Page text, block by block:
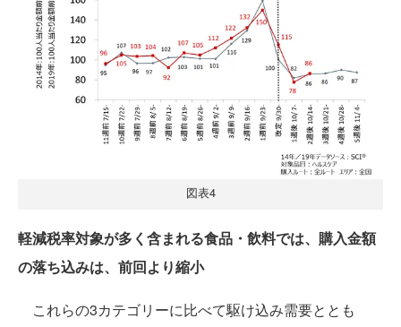
図表4
軽減税率対象が多く含まれる食品・飲料では、購入金額
の落ち込みは、前回より縮小
これらの3カテゴリーに比べて駆け込み需要ととも